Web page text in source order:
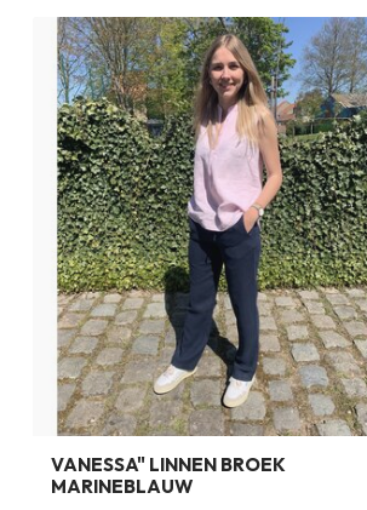
VANESSA" LINNEN BROEK
MARINEBLAUW